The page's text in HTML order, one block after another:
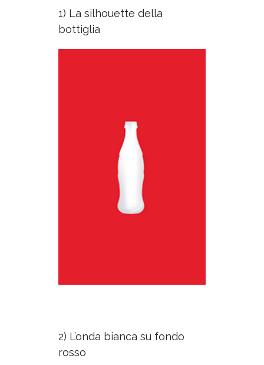
1) La silhouette della
bottiglia
2) L’onda bianca su fondo
rosso